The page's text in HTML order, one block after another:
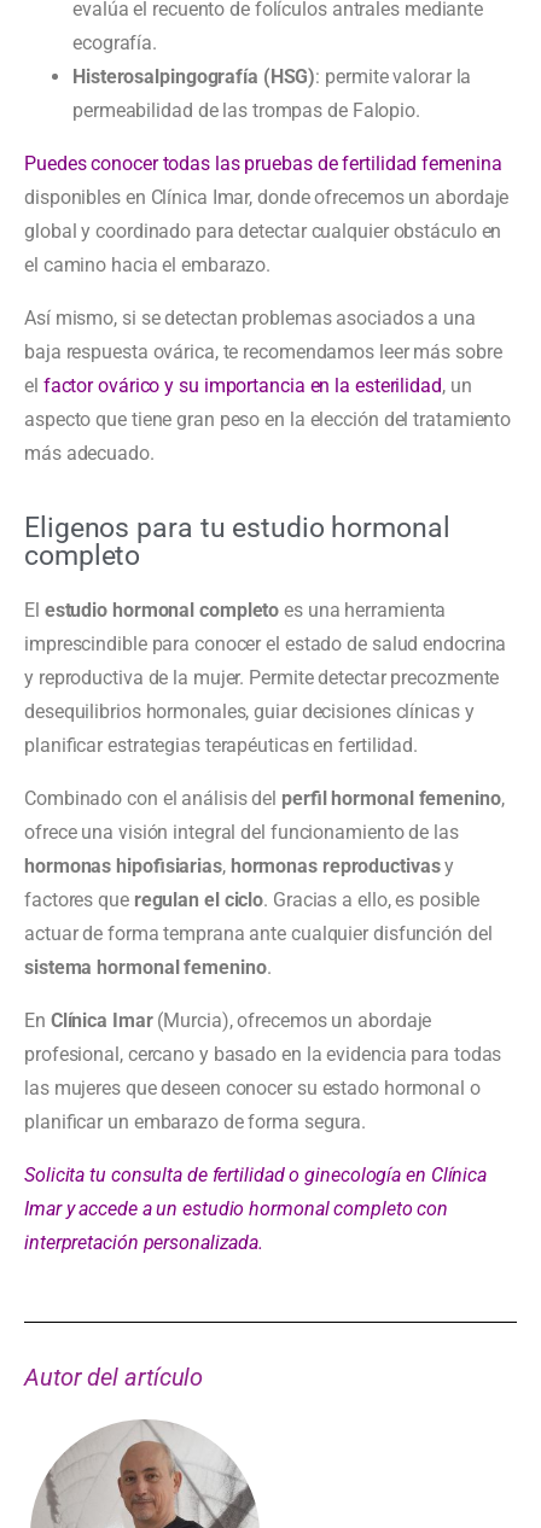
evalúa el recuento de folículos antrales mediante
ecografía.
Histerosalpingografía (HSG): permite valorar la
permeabilidad de las trompas de Falopio.
Puedes conocer todas las pruebas de fertilidad femenina
disponibles en Clínica Imar, donde ofrecemos un abordaje
global y coordinado para detectar cualquier obstáculo en
el camino hacia el embarazo.
Así mismo, si se detectan problemas asociados a una
baja respuesta ovárica, te recomendamos leer más sobre
el factor ovárico y su importancia en la esterilidad, un
aspecto que tiene gran peso en la elección del tratamiento
más adecuado.
Eligenos para tu estudio hormonal
completo
El estudio hormonal completo es una herramienta
imprescindible para conocer el estado de salud endocrina
y reproductiva de la mujer. Permite detectar precozmente
desequilibrios hormonales, guiar decisiones clínicas y
planificar estrategias terapéuticas en fertilidad.
Combinado con el análisis del perfil hormonal femenino,
ofrece una visión integral del funcionamiento de las
hormonas hipofisiarias, hormonas reproductivasy
factores que regulan el ciclo. Gracias a ello, es posible
actuar de forma temprana ante cualquier disfunción del
sistema hormonal femenino.
En Clínica Imar(Murcia), ofrecemos un abordaje
profesional, cercano y basado en la evidencia para todas
las mujeres que deseen conocer su estado hormonal o
planificar un embarazo de forma segura.
Solicita tu consulta de fertilidad o ginecología en Clínica
Imar y accede a un estudio hormonal completo con
interpretación personalizada.
Autor del artículo